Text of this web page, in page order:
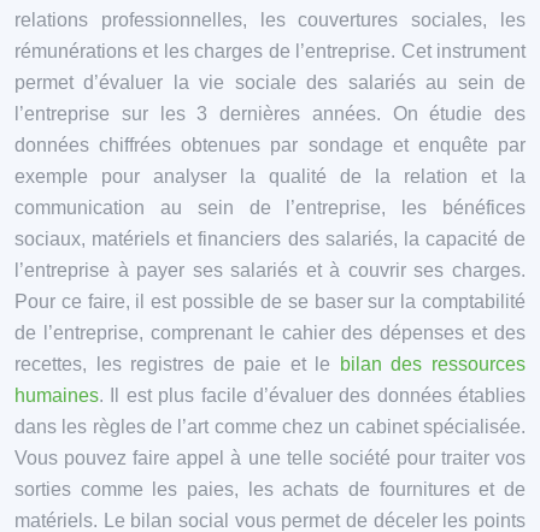
relations professionnelles, les couvertures sociales, les
rémunérations et les charges de l’entreprise. Cet instrument
permet d’évaluer la vie sociale des salariés au sein de
l’entreprise sur les 3 dernières années. On étudie des
données chiffrées obtenues par sondage et enquête par
exemple pour analyser la qualité de la relation et la
communication au sein de l’entreprise, les bénéfices
sociaux, matériels et financiers des salariés, la capacité de
l’entreprise à payer ses salariés et à couvrir ses charges.
Pour ce faire, il est possible de se baser sur la comptabilité
de l’entreprise, comprenant le cahier des dépenses et des
recettes, les registres de paie et le
bilan des ressources
humaines. Il est plus facile d’évaluer des données établies
dans les règles de l’art comme chez un cabinet spécialisée.
Vous pouvez faire appel à une telle société pour traiter vos
sorties comme les paies, les achats de fournitures et de
matériels. Le bilan social vous permet de déceler les points